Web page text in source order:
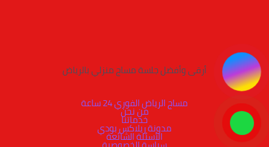
أرقى وأفضل جلسة مساج منزلي بالرياض
مساج الرياض الفوري 24 ساعة
من نحن
خدماتنا
مدونة ريلاكس بودي
الأسئلة الشائعة